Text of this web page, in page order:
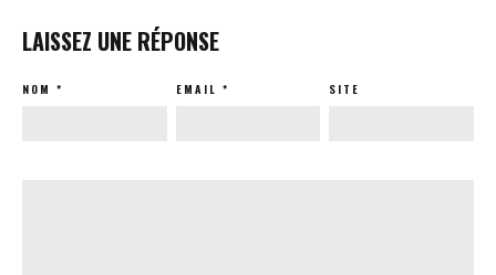
LAISSEZ UNE RÉPONSE
NOM * EMAIL * SITE